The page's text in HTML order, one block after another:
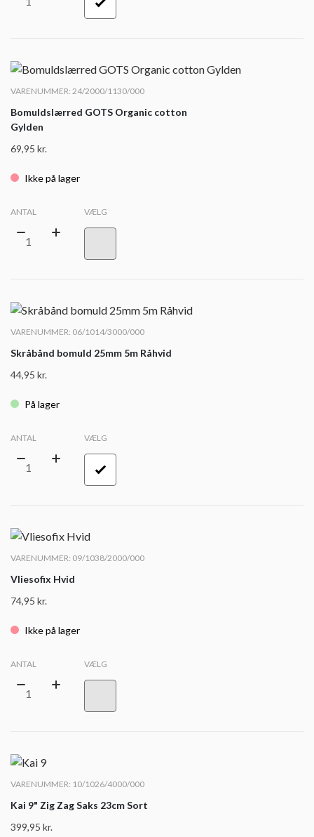
VARENUMMER: 24/2000/1130/000
Bomuldslærred GOTS Organic cotton
Gylden
69,95 kr.
Ikke på lager
ANTAL VÆLG
VARENUMMER: 06/1014/3000/000
Skråbånd bomuld 25mm 5m Råhvid
44,95 kr.
På lager
ANTAL VÆLG
VARENUMMER: 09/1038/2000/000
Vliesofix Hvid
74,95 kr.
Ikke på lager
ANTAL VÆLG
VARENUMMER: 10/1026/4000/000
Kai 9" Zig Zag Saks 23cm Sort
399,95 kr.